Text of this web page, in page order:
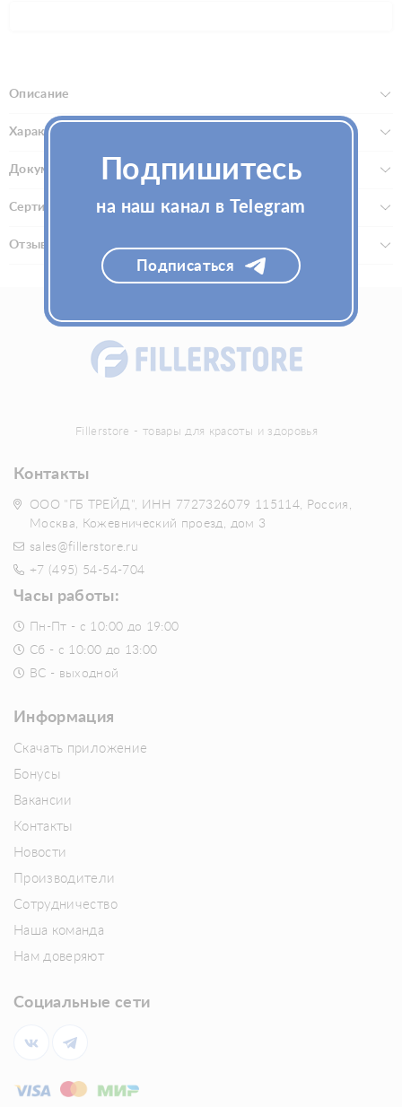
Описание
Характеристики
Документы
Сертификаты
Отзывы (0)
Fillerstore - товары для красоты и здоровья
Контакты
ООО "ГБ ТРЕЙД", ИНН 7727326079 115114, Россия,
Москва, Кожевнический проезд, дом 3
sales@fillerstore.ru
+7 (495) 54-54-704
Часы работы:
Пн-Пт - с 10:00 до 19:00
Сб - с 10:00 до 13:00
ВС - выходной
Информация
Скачать приложение
Бонусы
Вакансии
Контакты
Новости
Производители
Сотрудничество
Наша команда
Нам доверяют
Социальные сети
Подпишитесь
на наш канал в Telegram
Подписаться